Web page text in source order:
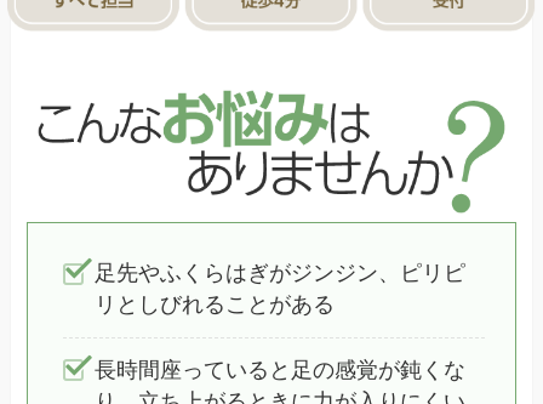
足先やふくらはぎがジンジン、ピリピ
リとしびれることがある
長時間座っていると足の感覚が鈍くな